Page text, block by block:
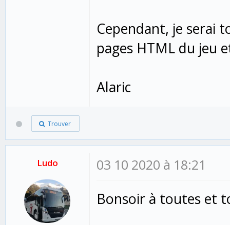
Cependant, je serai
pages HTML du jeu
Alaric
Trouver
Ludo 03 10 2020 à 18:21
Bonsoir à toutes et